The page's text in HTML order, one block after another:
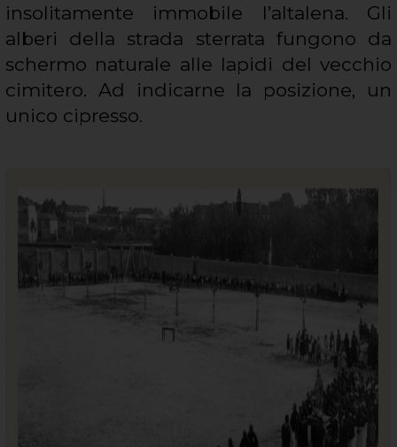
insolitamente immobile l’altalena. Gli
alberi della strada sterrata fungono da
schermo naturale alle lapidi del vecchio
cimitero. Ad indicarne la posizione, un
unico cipresso.